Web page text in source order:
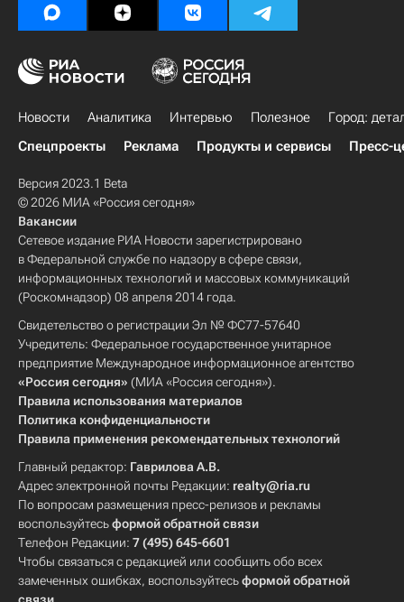
Новости Аналитика Интервью Полезное
Город:
Спецпроекты
Реклама Продукты и сервисы Пресс-
Версия 2023.1 Beta
© 2026 МИА «Россия сегодня»
Вакансии
Сетевое издание РИА Новости зарегистрировано
в Федеральной службе по надзору в сфере связи,
информационных технологий и массовых коммуникаций
(Роскомнадзор) 08 апреля 2014 года.
Свидетельство о регистрации Эл № ФС77-57640
Учредитель: Федеральное государственное унитарное
предприятие Международное информационное агентство
«Россия сегодня» (МИА «Россия сегодня»).
Правила использования материалов
Политика конфиденциальности
Правила применения рекомендательных технологий
Главный редактор: Гаврилова А.В.
Адрес электронной почты Редакции: realty@ria.ru
По вопросам размещения пресс-релизов и рекламы
воспользуйтесьформой обратной связи
Телефон Редакции: 7 (495) 645-6601
Чтобы связаться с редакцией или сообщить обо всех
замеченных ошибках, воспользуйтесьформой обратной